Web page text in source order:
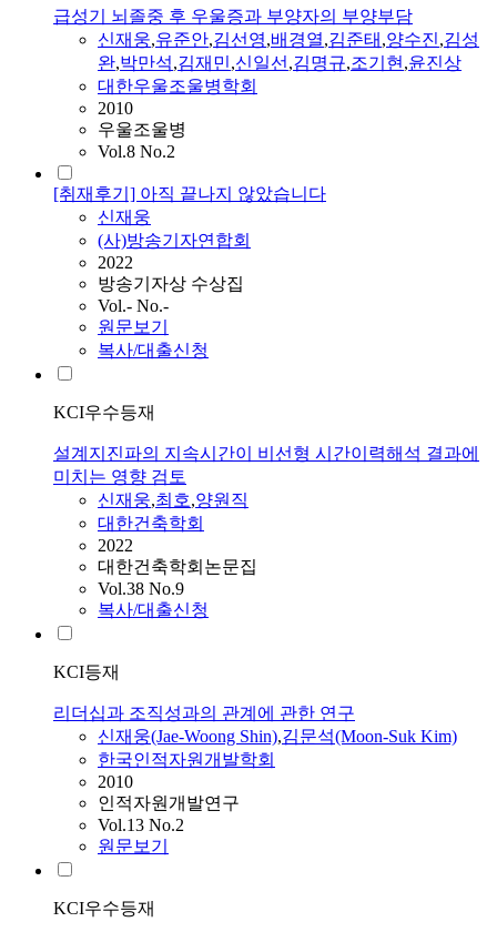
급성기 뇌졸중 후 우울증과 부양자의 부양부담
신재웅,유준안,김선영,배경열,김준태 ,양수진,김성
완,박만석,김재민,신일선,김명규,조기현,윤진상
대한우울조울병학회
2010
우울조울병
Vol.8 No.2
[취재후기] 아직 끝나지 않았습니다
신재웅
(사)방송기자연합회
2022
방송기자상 수상집
Vol.- No.-
원문보기
복사/대출신청
KCI우수등재
설계지진파의 지속시간이 비선형 시간이력해석 결과에
미치는 영향 검토
신재웅,최호,양원직
대한건축학회
2022
대한건축학회논문집
Vol.38 No.9
복사/대출신청
KCI등재
리더십과 조직성과의 관계에 관한 연구
신재웅(Jae-Woong Shin),김문석(Moon-Suk Kim)
한국인적자원개발학회
2010
인적자원개발연구
Vol.13 No.2
원문보기
KCI우수등재